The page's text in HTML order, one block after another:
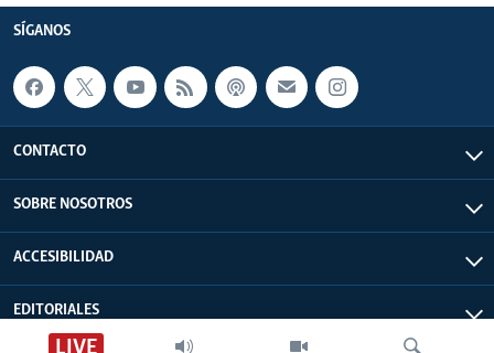
LIVE
SÍGANOS
CONTACTO
SOBRE NOSOTROS
ACCESIBILIDAD
EDITORIALES